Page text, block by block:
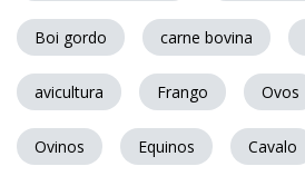
Boi gordo carne bovina
avicultura Frango Ovos
Ovinos Equinos Cavalo